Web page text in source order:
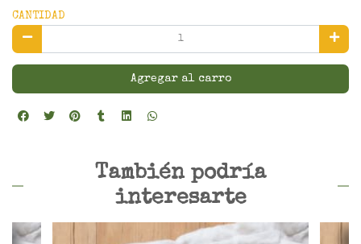
CANTIDAD
Agregar al carro
También podría
interesarte